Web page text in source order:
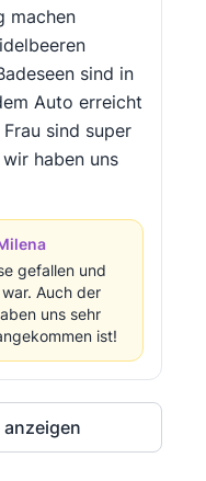
machen
sind in
Auto erreicht
sind super
haben uns
gefallen und
Auch der
uns sehr
ist!